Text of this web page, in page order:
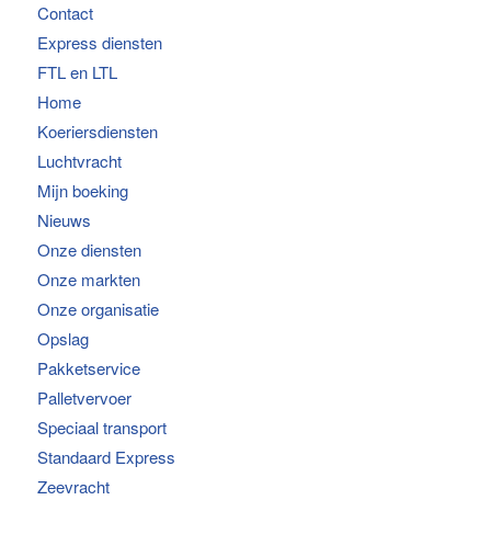
Contact
Express diensten
FTL en LTL
Home
Koeriersdiensten
Luchtvracht
Mijn boeking
Nieuws
Onze diensten
Onze markten
Onze organisatie
Opslag
Pakketservice
Palletvervoer
Speciaal transport
Standaard Express
Zeevracht